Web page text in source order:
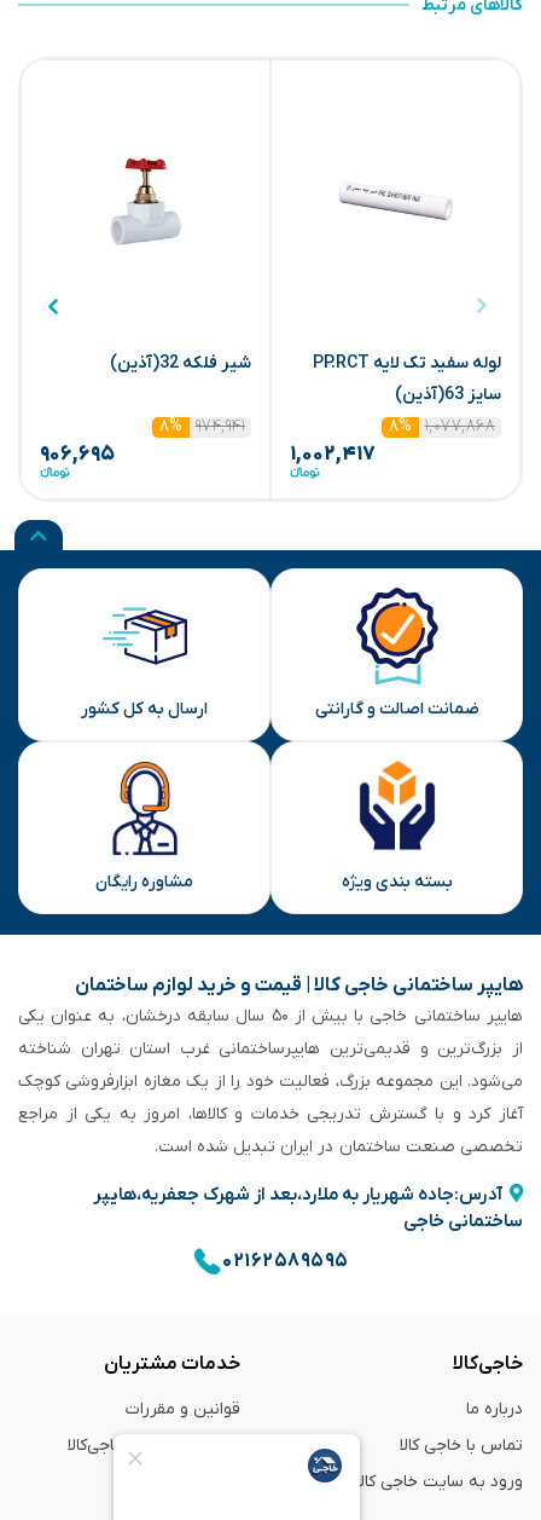
کالاهای مرتبط
لوله سفید تک لایه PP.RCT
سایز 63(آذین)
۱,۰۷۷,۸۶۸
۸%
۱,۰۰۲,۴۱۷
شیر فلکه 32(آذین)
۹۷۴,۹۴۱ ۸%
۹۰۶,۶۹۵
ضمانت اصالت و گارانتی ارسال به کل کشور
بسته بندی ویژه مشاوره رایگان
هایپر ساختمانی خاجی‌ کالا | قیمت و خرید لوازم ساختمان
هایپر ساختمانی خاجی‌ با بیش از ۵۰ سال سابقه‌ درخشان، به عنوان یکی
از بزرگ‌ترین و قدیمی‌ترین هایپرساختمانی‌ غرب استان تهران شناخته
می‌شود. این مجموعه بزرگ، فعالیت خود را از یک مغازه ابزارفروشی کوچک
آغاز کرد و با گسترش تدریجی خدمات و کالاها، امروز به یکی از مراجع
تخصصی صنعت ساختمان در ایران تبدیل شده است.
آدرس:جاده شهریار به ملارد،بعد از شهرک جعفریه،هایپر
ساختمانی خاجی
۰۲۱۶۲۵۸۹۵۹۵
خاجی‌کالا
درباره ما
تماس با خاجی کالا
ورود به سایت خاجی‌ کالا
خدمات مشتریان
قوانین و مقررات
راهنمای خرید از خاجی‌کالا